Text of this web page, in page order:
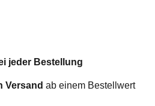
jeder Bestellung
Versand ab einem Bestellwert